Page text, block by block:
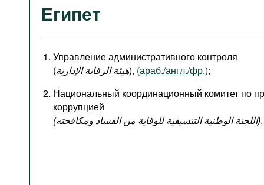
Египет
Управление административного контроля
(هيئة الرقابة الإدارية), (араб./англ./фр.);
Национальный координационный комитет по
коррупцией
(اللجنة الوطنية التنسيقية للوقاية من الفساد ومكافحته)